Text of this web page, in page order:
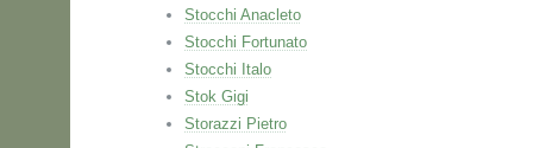
Stocchi Anacleto
Stocchi Fortunato
Stocchi Italo
Stok Gigi
Storazzi Pietro